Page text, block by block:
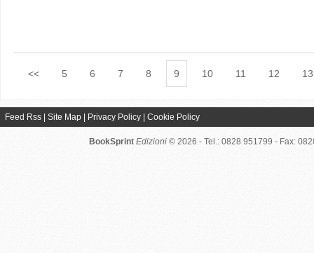
<< 5 6 7 8 9 10 11 12 13
Feed Rss Site Map Privacy Policy Cookie Policy
BookSprint Edizioni © 2026 - Tel.: 0828 951799 - Fax: